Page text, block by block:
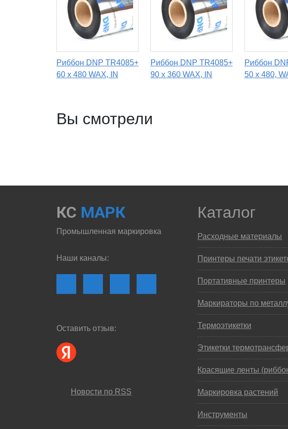
Риббон DNP TR4085+
60 x 480 WAX, IN
Риббон DNP TR4085+
90 х 360 WAX, IN
Риббон
50 x 480,
Вы смотрели
КС МАРК
Промышленная маркировка
Наши каналы:
Оставить отзыв:
Новости по RSS
Каталог
Расходные материалы
Принтеры печати
Портативные принтеры
Маркираторы по
Термоэтикетки
Этикетки
Красящие ленты
Маркировка растений
Инструменты